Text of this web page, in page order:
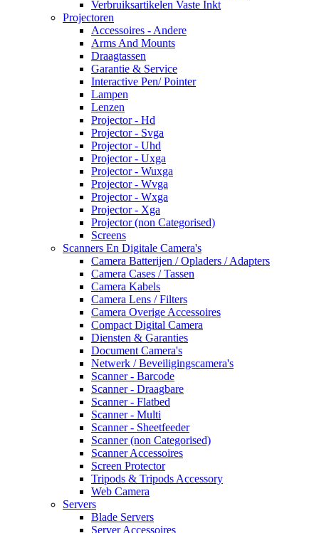
Verbruiksartikelen Vaste Inkt
Projectoren
Accessoires - Andere
Arms And Mounts
Draagtassen
Garantie & Service
Interactive Pen/ Pointer
Lampen
Lenzen
Projector - Hd
Projector - Svga
Projector - Uhd
Projector - Uxga
Projector - Wuxga
Projector - Wvga
Projector - Wxga
Projector - Xga
Projector (non Categorised)
Screens
Scanners En Digitale Camera's
Camera Batterijen / Opladers / Adapters
Camera Cases / Tassen
Camera Kabels
Camera Lens / Filters
Camera Overige Accessoires
Compact Digital Camera
Diensten & Garanties
Document Camera's
Netwerk / Beveiligingscamera's
Scanner - Barcode
Scanner - Draagbare
Scanner - Flatbed
Scanner - Multi
Scanner - Sheetfeeder
Scanner (non Categorised)
Scanner Accessoires
Screen Protector
Tripods & Tripods Accessory
Web Camera
Servers
Blade Servers
Server Accessoires